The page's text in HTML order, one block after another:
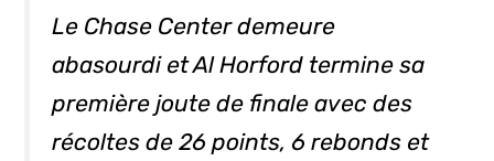
Le Chase Center demeure
abasourdi et Al Horford termine sa
première joute de finale avec des
récoltes de 26 points, 6 rebonds et